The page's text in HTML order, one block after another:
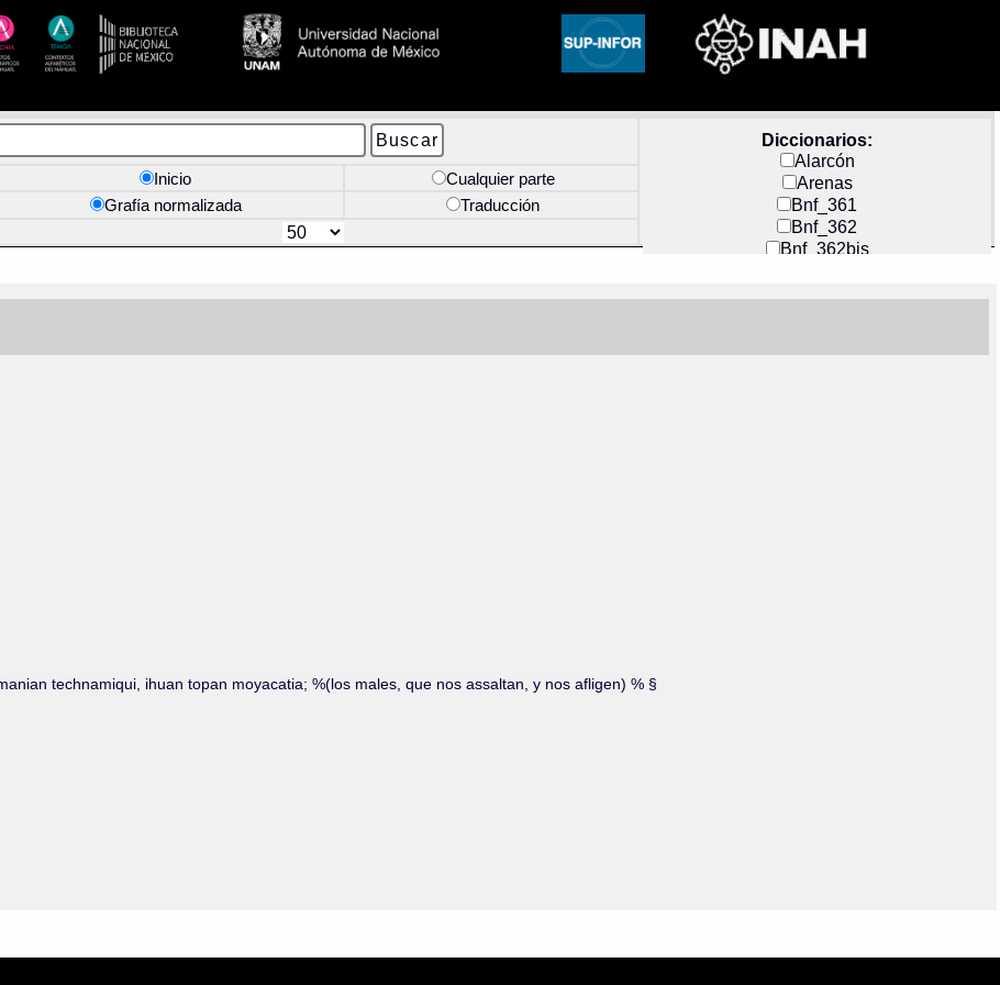
Diccionarios:
Alarcón
Arenas
Bnf_361
Bnf_362
Bnf_362bis
Docs_México
Inicio
Cualquier parte
Grafía normalizada
Traducción
technamiqui, ihuan topan moyacatia; %(los males, que nos assaltan, y nos afligen) % §